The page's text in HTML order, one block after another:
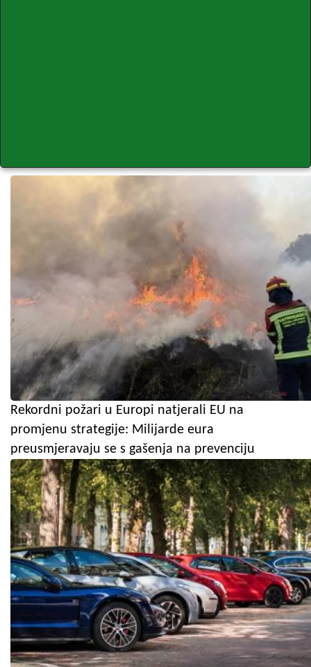
Rekordni požari u Europi natjerali EU na
promjenu strategije: Milijarde eura
preusmjeravaju se s gašenja na prevenciju